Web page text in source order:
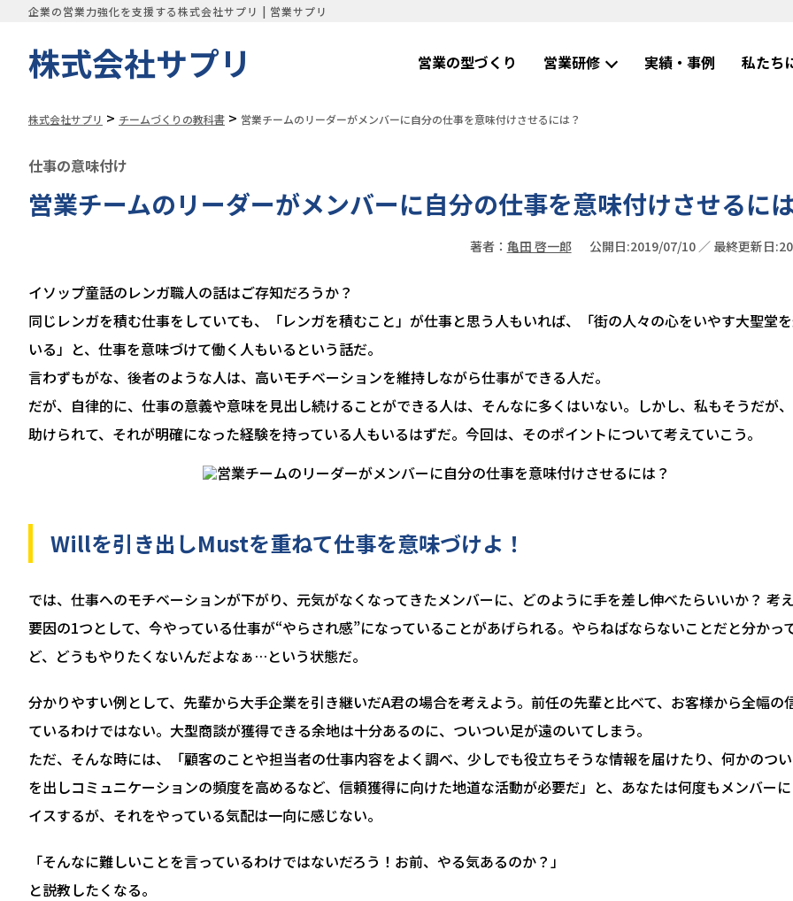
企業の営業力強化を支援する株式会社サプリ | 営業サプリ
株式会社サプリ 営業の型づくり 営業研修 実績・事例 私たち
株式会社サプリ > チームづくりの教科書 > 営業チームのリーダーがメンバーに自分の仕事を意味付けさせるには？
仕事の意味付け
営業チームのリーダーがメンバーに自分の仕事を意味付けさせるに
著者： 亀田 啓一郎 公開日:2019/07/10 ／ 最終更新日
イソップ童話のレンガ職人の話はご存知だろうか？
同じレンガを積む仕事をしていても、「レンガを積むこと」が仕事と思う人もいれば、「街の人々の心をいやす大聖堂
いる」と、仕事を意味づけて働く人もいるという話だ。
言わずもがな、後者のような人は、高いモチベーションを維持しながら仕事ができる人だ。
だが、自律的に、仕事の意義や意味を見出し続けることができる人は、そんなに多くはいない。しかし、私もそうだが
助けられて、それが明確になった経験を持っている人もいるはずだ。今回は、そのポイントについて考えていこう。
Willを引き出しMustを重ねて仕事を意味づけよ！
では、仕事へのモチベーションが下がり、元気がなくなってきたメンバーに、どのように手を差し伸べたらいいか？ 考
要因の1つとして、今やっている仕事が“やらされ感”になっていることがあげられる。やらねばならないことだと分かっ
ど、どうもやりたくないんだよなぁ…という状態だ。
分かりやすい例として、先輩から大手企業を引き継いだA君の場合を考えよう。前任の先輩と比べて、お客様から全幅の
ているわけではない。大型商談が獲得できる余地は十分あるのに、ついつい足が遠のいてしまう。
ただ、そんな時には、「顧客のことや担当者の仕事内容をよく調べ、少しでも役立ちそうな情報を届けたり、何かのつ
を出しコミュニケーションの頻度を高めるなど、信頼獲得に向けた地道な活動が必要だ」と、あなたは何度もメンバー
イスするが、それをやっている気配は一向に感じない。
「そんなに難しいことを言っているわけではないだろう！お前、やる気あるのか？」
と説教したくなる。